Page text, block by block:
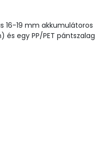
16-19 mm akkumulátoros
egy PP/PET pántszalag